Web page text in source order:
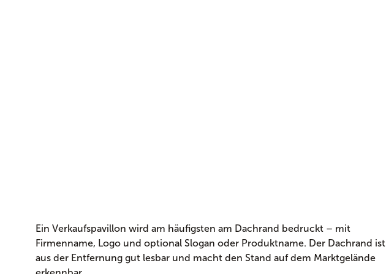
Ein Verkaufspavillon wird am häufigsten am Dachrand bedruckt – mit
Firmenname, Logo und optional Slogan oder Produktname. Der Dachrand ist
aus der Entfernung gut lesbar und macht den Stand auf dem Marktgelände